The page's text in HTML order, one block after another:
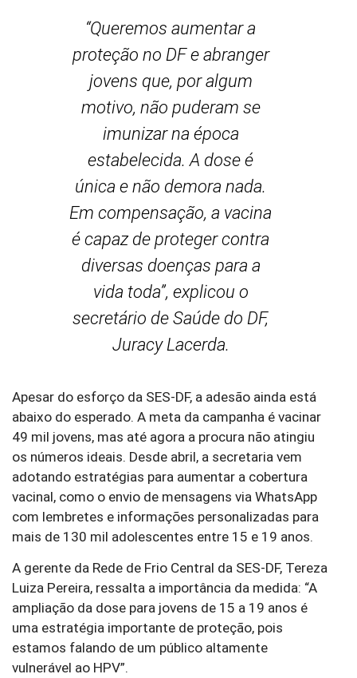
“Queremos aumentar a
proteção no DF e abranger
jovens que, por algum
motivo, não puderam se
imunizar na época
estabelecida. A dose é
única e não demora nada.
Em compensação, a vacina
é capaz de proteger contra
diversas doenças para a
vida toda”, explicou o
secretário de Saúde do DF,
Juracy Lacerda.
Apesar do esforço da SES-DF, a adesão ainda está
abaixo do esperado. A meta da campanha é vacinar
49 mil jovens, mas até agora a procura não atingiu
os números ideais. Desde abril, a secretaria vem
adotando estratégias para aumentar a cobertura
vacinal, como o envio de mensagens via WhatsApp
com lembretes e informações personalizadas para
mais de 130 mil adolescentes entre 15 e 19 anos.
A gerente da Rede de Frio Central da SES-DF, Tereza
Luiza Pereira, ressalta a importância da medida: “A
ampliação da dose para jovens de 15 a 19 anos é
uma estratégia importante de proteção, pois
estamos falando de um público altamente
vulnerável ao HPV”.